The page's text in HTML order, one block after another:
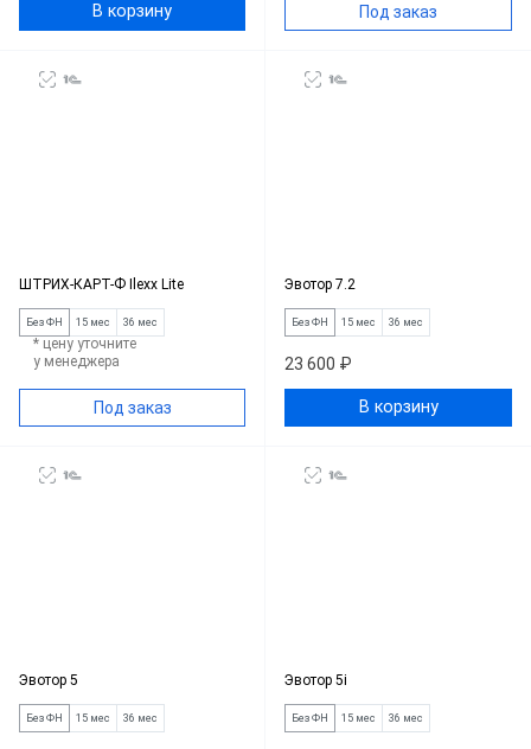
В корзину Под заказ
ШТРИХ-КАРТ-Ф Ilexx Lite
Без ФН 15 мес 36 мес
* цену уточните
у менеджера
Под заказ
Эвотор 7.2
Без ФН 15 мес 36 мес
23 600 ₽
В корзину
Эвотор 5
Без ФН 15 мес 36 мес
Эвотор 5i
Без ФН 15 мес 36 мес